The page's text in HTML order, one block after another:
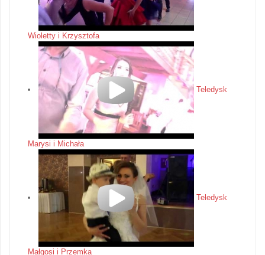
Wioletty i Krzysztofa
Teledysk
Marysi i Michała
Teledysk
Małgosi i Przemka